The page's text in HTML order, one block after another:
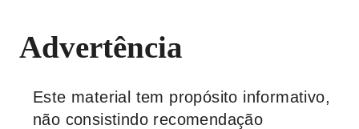
Advertência
Este material tem propósito informativo,
não consistindo recomendação